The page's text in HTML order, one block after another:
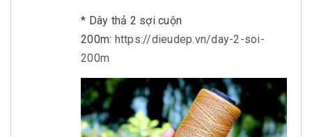
* Dây thả 2 sợi cuộn
200m: https://dieudep.vn/day-2-soi-
200m